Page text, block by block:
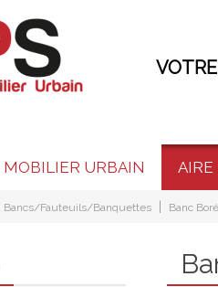
MOBILIER URBAIN AIRE
Bancs/Fauteuils/Banquettes Banc